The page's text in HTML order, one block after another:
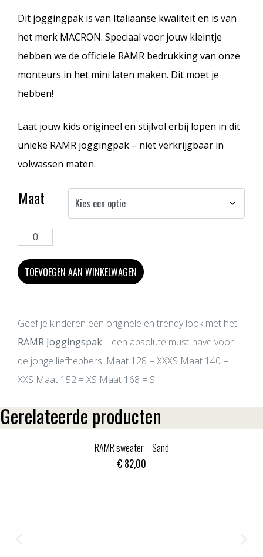
Dit joggingpak is van Italiaanse kwaliteit en is van
het merk MACRON. Speciaal voor jouw kleintje
hebben we de officiële RAMR bedrukking van onze
monteurs in het mini laten maken. Dit moet je
hebben!
Laat jouw kids origineel en stijlvol erbij lopen in dit
unieke RAMR joggingpak – niet verkrijgbaar in
volwassen maten.
Maat
TOEVOEGEN AAN WINKELWAGEN
Geef je kinderen een originele en trendy look met het
RAMR Joggingspak– een absolute must-have voor
de jonge liefhebbers! Maat 128 = XXXS Maat 140 =
XXS Maat 152 = XS Maat 168 = S
Gerelateerde producten
RAMR sweater – Sand
€82,00